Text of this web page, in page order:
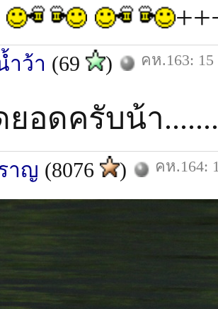
ำว้า (69 ) คห.163:
อดครับน้า
าญ (8076 ) คห.164: